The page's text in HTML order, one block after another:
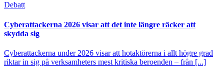
Debatt
Cyberattackerna 2026 visar att det inte längre räcker att
skydda sig
Cyberattackerna under 2026 visar att hotaktörerna i allt högre grad
riktar in sig på verksamheters mest kritiska beroenden – från [...]